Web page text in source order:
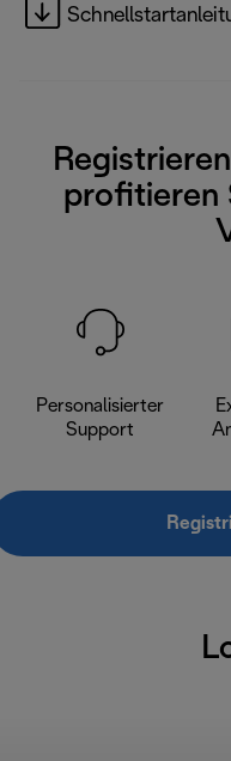
profitieren
Personalisierter
Support